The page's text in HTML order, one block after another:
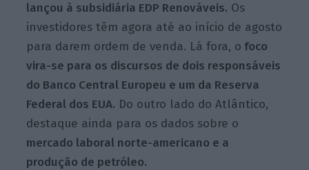
lançou à subsidiária EDP Renováveis. Os
investidores têm agora até ao início de agosto
para darem ordem de venda. Lá fora, o foco
vira-se para os discursos de dois responsáveis
do Banco Central Europeu e um da Reserva
Federal dos EUA. Do outro lado do Atlântico,
destaque ainda para os dados sobre o
mercado laboral norte-americano e a
produção de petróleo.